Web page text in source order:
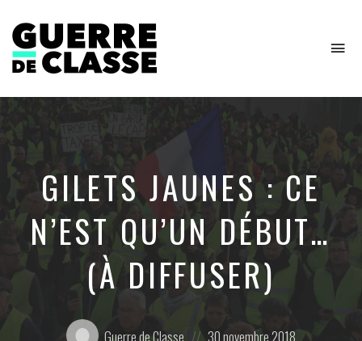
de
GILETS JAUNES : CE
N’EST QU’UN DÉBUT…
(À DIFFUSER)
Posté
Guerre de Classe 30 novembre 2018